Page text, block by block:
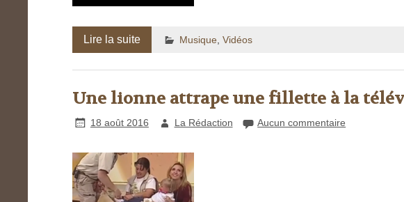
Lire la suite Musique Vidéos
Une lionne attrape une fillette à la
18 août 2016 La Rédaction Aucun commentaire